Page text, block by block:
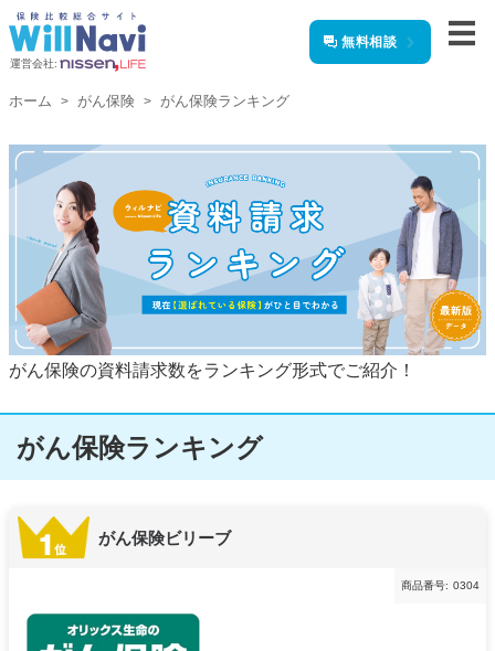
運営会社:
無料相談
ホーム がん保険 がん保険ランキング
がん保険の資料請求数をランキング形式でご紹介！
がん保険ランキング
がん保険ビリーブ
商品番号: 0304